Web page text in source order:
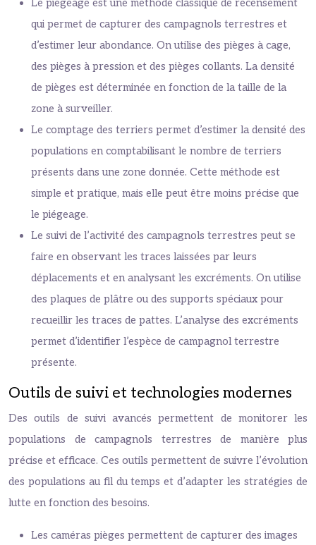
Le piégeage est une méthode classique de recensement
qui permet de capturer des campagnols terrestres et
d’estimer leur abondance. On utilise des pièges à cage,
des pièges à pression et des pièges collants. La densité
de pièges est déterminée en fonction de la taille de la
zone à surveiller.
Le comptage des terriers permet d’estimer la densité des
populations en comptabilisant le nombre de terriers
présents dans une zone donnée. Cette méthode est
simple et pratique, mais elle peut être moins précise que
le piégeage.
Le suivi de l’activité des campagnols terrestres peut se
faire en observant les traces laissées par leurs
déplacements et en analysant les excréments. On utilise
des plaques de plâtre ou des supports spéciaux pour
recueillir les traces de pattes. L’analyse des excréments
permet d’identifier l’espèce de campagnol terrestre
présente.
Outils de suivi et technologies modernes
Des outils de suivi avancés permettent de monitorer les
populations de campagnols terrestres de manière plus
précise et efficace. Ces outils permettent de suivre l’évolution
des populations au fil du temps et d’adapter les stratégies de
lutte en fonction des besoins.
Les caméras pièges permettent de capturer des images